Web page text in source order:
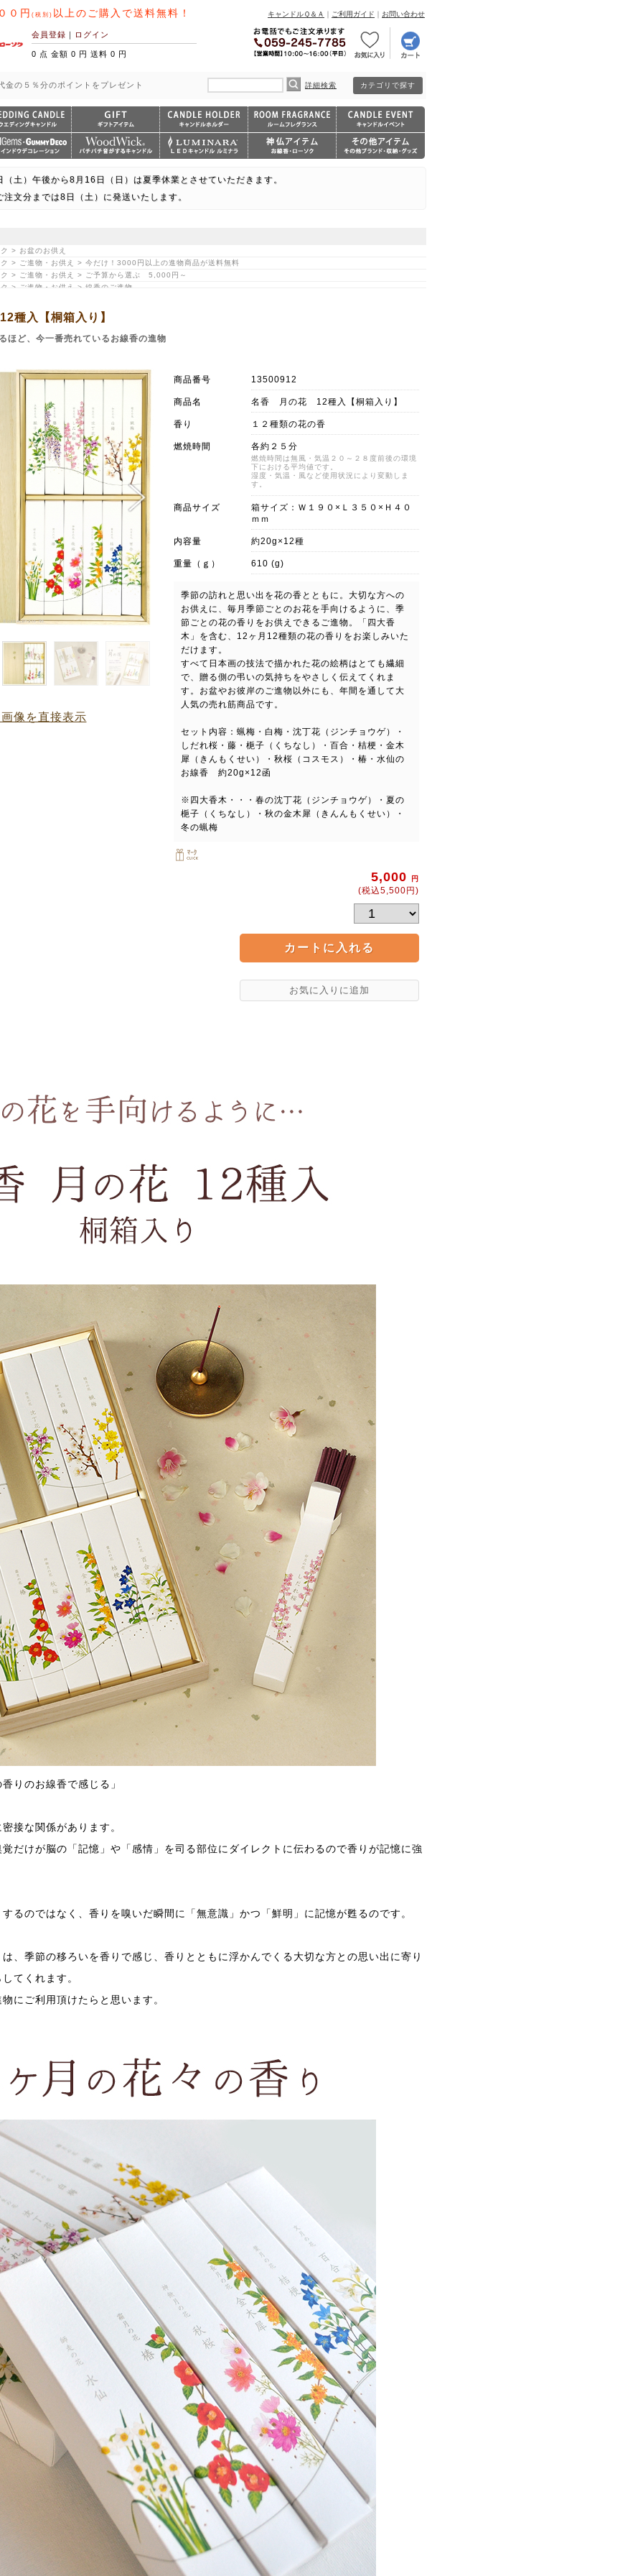
０円 (税別) 以上のご購入で送料無料！ キャンドルＱ＆Ａ ｜ ご利用ガイド ｜ お問い合わせ
会員登録 ｜ ログイン
0 点 金額 0 円 送料 0 円
金の５％分のポイントをプレゼント 詳細検索 カテゴリで探す
土）午後から8月16日（日）は夏季休業とさせていただきます。
文分までは8日（土）に発送いたします。
> お盆のお供え
> ご進物・お供え > 今だけ！3000円以上の進物商品が送料無料
> ご進物・お供え > ご予算から選ぶ 5,000円～
> ご進物・お供え > 線香のご進物
・プレゼントにおすすめ > 心から和む 和のしつらえ
入【桐箱入り】
ほど、今一番売れているお線香の進物
像を直接表示
商品番号 13500912
商品名 名香 月の花 12種入【桐箱入り】
香り １２種類の花の香
燃焼時間 各約２５分
燃焼時間は無風・気温２０～２８度前後の環境
下における平均値です。
湿度・気温・風など使用状況により変動しま
す。
商品サイズ
箱サイズ：Ｗ１９０×Ｌ３５０×Ｈ４０
ｍｍ
内容量 約20g×12種
重量（ｇ） 610 (g)
季節の訪れと思い出を花の香とともに。大切な方への
お供えに、毎月季節ごとのお花を手向けるように、季
節ごとの花の香りをお供えできるご進物。「四大香
木」を含む、12ヶ月12種類の花の香りをお楽しみいた
だけます。
すべて日本画の技法で描かれた花の絵柄はとても繊細
で、贈る側の弔いの気持ちをやさしく伝えてくれま
す。お盆やお彼岸のご進物以外にも、年間を通して大
人気の売れ筋商品です。
セット内容：蝋梅・白梅・沈丁花（ジンチョウゲ）・
しだれ桜・藤・梔子（くちなし）・百合・桔梗・金木
犀（きんもくせい）・秋桜（コスモス）・椿・水仙の
お線香 約20g×12函
※四大香木・・・春の沈丁花（ジンチョウゲ）・夏の
梔子（くちなし）・秋の金木犀（きんんもくせい）・
冬の蝋梅
5,000 円
(税込5,500円)
りのお線香で感じる」
接な関係があります。
だけが脳の「記憶」や「感情」を司る部位にダイレクトに伝わるので香りが記憶に強
るのではなく、香りを嗅いだ瞬間に「無意識」かつ「鮮明」に記憶が甦るのです。
、季節の移ろいを香りで感じ、香りとともに浮かんでくる大切な方との思い出に寄り
てくれます。
にご利用頂けたらと思います。